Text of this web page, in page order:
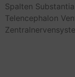
Spalten Substantia
Telencephalon